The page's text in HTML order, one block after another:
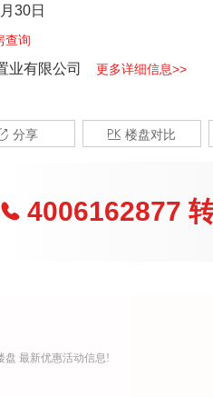
30日
查询
业有限公司 更多详细信息>>
分享  楼盘对比
 4006162877
盘 最新优惠活动信息!